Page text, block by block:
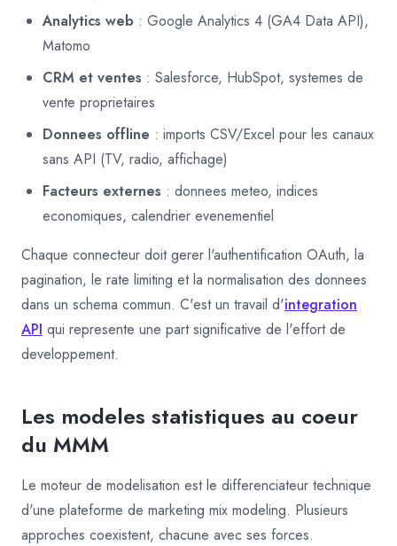
Analytics web : Google Analytics 4 (GA4 Data API),
Matomo
CRM et ventes : Salesforce, HubSpot, systemes de
vente proprietaires
Donnees offline : imports CSV/Excel pour les canaux
sans API (TV, radio, affichage)
Facteurs externes : donnees meteo, indices
economiques, calendrier evenementiel
Chaque connecteur doit gerer l'authentification OAuth, la
pagination, le rate limiting et la normalisation des donnees
dans un schema commun. C'est un travail d'integration
API qui represente une part significative de l'effort de
developpement.
Les modeles statistiques au coeur
du MMM
Le moteur de modelisation est le differenciateur technique
d'une plateforme de marketing mix modeling. Plusieurs
approches coexistent, chacune avec ses forces.